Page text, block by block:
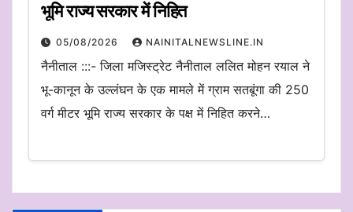
भूमि राज्य सरकार में निहित
05/08/2026 NAINITALNEWSLINE.IN
नैनीताल :::- जिला मजिस्ट्रेट नैनीताल ललित मोहन रयाल ने
भू-कानून के उल्लंघन के एक मामले में ग्राम सतबूंगा की 250
वर्ग मीटर भूमि राज्य सरकार के पक्ष में निहित करने…